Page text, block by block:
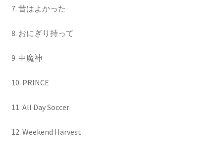
7. 昔はよかった
8. おにぎり持って
9. 中魔神
10. PRINCE
11. All Day Soccer
12. Weekend Harvest